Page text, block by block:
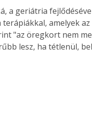
a geriátria
amelyek az
"az öregkort nem
lesz, ha tétlenül,